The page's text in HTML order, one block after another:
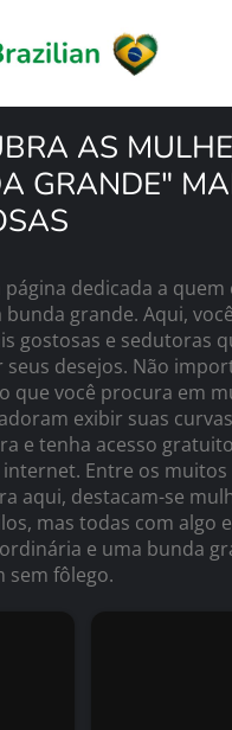
AS
GRANDE"
página dedicada a
grande. Aqui,
gostosas e sedutoras
seus desejos. Não
que você procura em
exibir suas
e tenha acesso
Entre os
aqui, destacam-se
mas todas com algo
e uma bunda
sem fôlego.